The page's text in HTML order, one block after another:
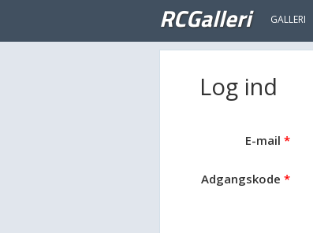
RCGalleri GALLERI
Log ind
E-mail
Adgangskode